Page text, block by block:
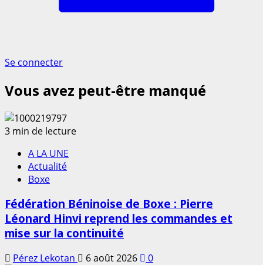
Se connecter
Vous avez peut-être manqué
3 min de lecture
A LA UNE
Actualité
Boxe
Fédération Béninoise de Boxe : Pierre
Léonard Hinvi reprend les commandes et
mise sur la continuité
Pérez Lekotan 6 août 2026
0